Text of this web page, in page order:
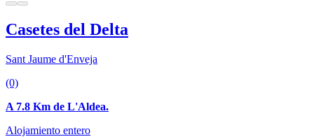
Casetes del Delta
Sant Jaume d'Enveja
(0)
A 7.8 Km de L'Aldea.
Alojamiento entero